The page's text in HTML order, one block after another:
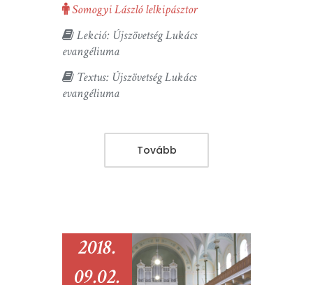
Somogyi László lelkipásztor
Lekció: Újszövetség Lukács
evangéliuma
Textus: Újszövetség Lukács
evangéliuma
Tovább
2018.
09.02.